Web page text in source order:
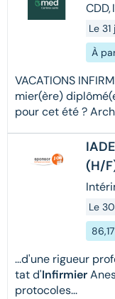
CDD,
Le
À
VACATIONS
mier(ère)
pour cet été ?
(H/
Le
...d'une rigueur
tat d'Infirmier
protocoles...